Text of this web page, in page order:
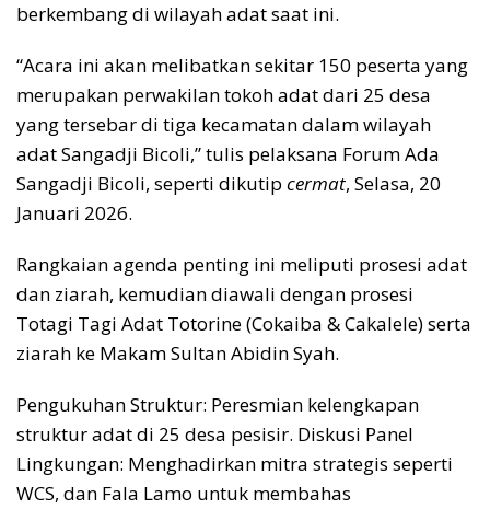
berkembang di wilayah adat saat ini.
“Acara ini akan melibatkan sekitar 150 peserta yang
merupakan perwakilan tokoh adat dari 25 desa
yang tersebar di tiga kecamatan dalam wilayah
adat Sangadji Bicoli,” tulis pelaksana Forum Ada
Sangadji Bicoli, seperti dikutip cermat, Selasa, 20
Januari 2026.
Rangkaian agenda penting ini meliputi prosesi adat
dan ziarah, kemudian diawali dengan prosesi
Totagi Tagi Adat Totorine (Cokaiba & Cakalele) serta
ziarah ke Makam Sultan Abidin Syah.
Pengukuhan Struktur: Peresmian kelengkapan
struktur adat di 25 desa pesisir. Diskusi Panel
Lingkungan: Menghadirkan mitra strategis seperti
WCS, dan Fala Lamo untuk membahas